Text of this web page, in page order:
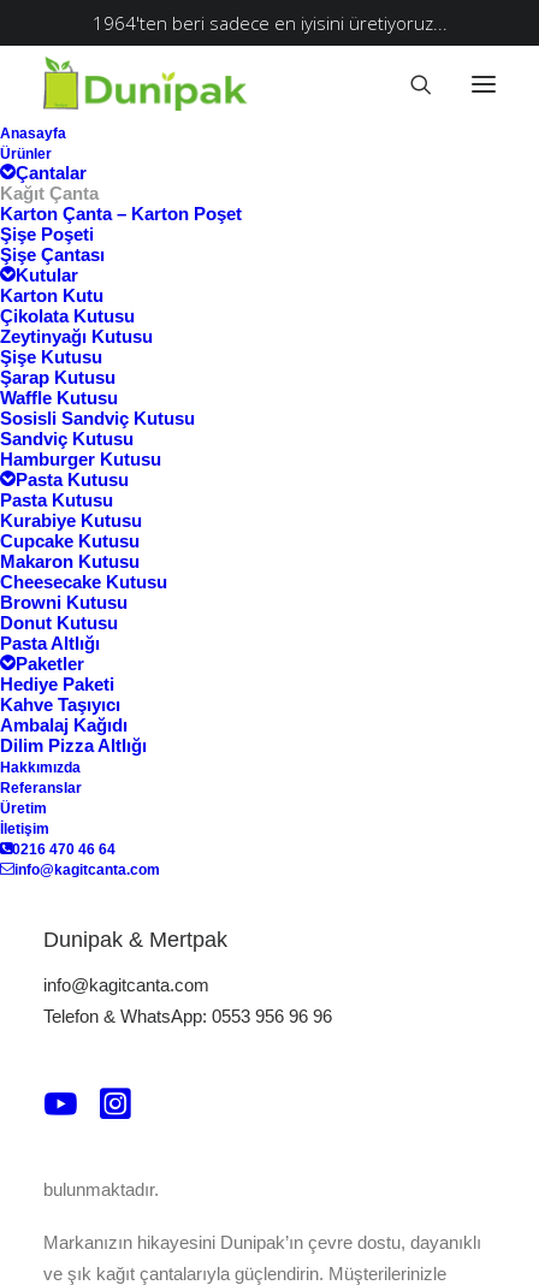
1964'ten beri sadece en iyisini üretiyoruz...
Anasayfa
Ürünler
Çantalar
Kağıt Çanta
Karton Çanta – Karton Poşet
Şişe Poşeti
Şişe Çantası
Kutular
Karton Kutu
Çikolata Kutusu
Zeytinyağı Kutusu
Şişe Kutusu
Şarap Kutusu
Waffle Kutusu
Sosisli Sandviç Kutusu
Sandviç Kutusu
Hamburger Kutusu
Pasta Kutusu
Pasta Kutusu
Kurabiye Kutusu
Cupcake Kutusu
Makaron Kutusu
Cheesecake Kutusu
Browni Kutusu
Donut Kutusu
Pasta Altlığı
Paketler
Hediye Paketi
Kahve Taşıyıcı
Ambalaj Kağıdı
Dilim Pizza Altlığı
Hakkımızda
Referanslar
Üretim
İletişim
0216 470 46 64
info@kagitcanta.com
Dunipak & Mertpak
info@kagitcanta.com
Telefon & WhatsApp: 0553 956 96 96
Ana Sayfa
Kağıt Çanta K-18
ÜRÜN KODU: K:18
25x31x12 cm (En x boy x körük)
Siz de doğa dostu ve ekonomik bir ambalaj çözümü için
baskılı kraft kağıt poşetlerimizi keşfedin!
adet’tir (+/- %10)
bulunmaktadır.
Markanızın hikayesini Dunipak’ın çevre dostu, dayanıklı
ve şık kağıt çantalarıyla güçlendirin. Müşterilerinizle